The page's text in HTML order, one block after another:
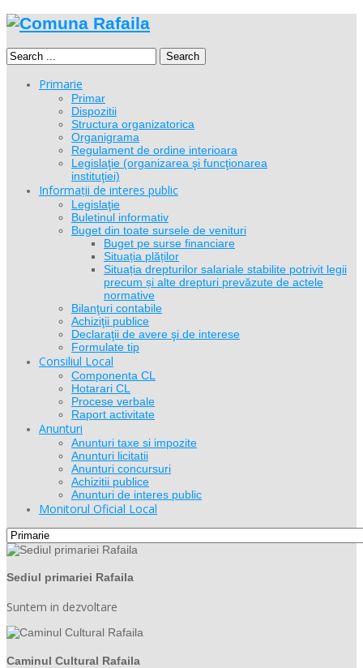
Search
Primarie
Primar
Dispozitii
Structura organizatorica
Organigrama
Regulament de ordine interioara
Legislaţie (organizarea şi funcţionarea
instituţiei)
Informații de interes public
Legislaţie
Buletinul informativ
Buget din toate sursele de venituri
Buget pe surse financiare
Situația plăților
Situația drepturilor salariale stabilite potrivit legii
precum și alte drepturi prevăzute de actele
normative
Bilanţuri contabile
Achiziţii publice
Declaraţii de avere şi de interese
Formulate tip
Consiliul Local
Componenta CL
Hotarari CL
Procese verbale
Raport activitate
Anunturi
Anunturi taxe si impozite
Anunturi licitatii
Anunturi concursuri
Achizitii publice
Anunturi de interes public
Monitorul Oficial Local
Sediul primariei Rafaila
Suntem in dezvoltare
Caminul Cultural Rafaila